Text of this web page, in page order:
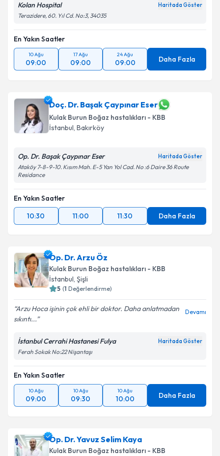
Kolan Hospital Haritada Göster
Terazidere, 60. Yıl Cd. No:3, 34035
En Yakın Saatler
10 Ağu
09:00
17 Ağu
09:00
24 Ağu
09:00 Daha Fazla
Doç. Dr. Başak Çaypınar Eser
Kulak Burun Boğaz hastalıkları - KBB
İstanbul, Bakırköy
Op. Dr. Başak Çaypınar Eser Haritada Göster
Ataköy 7-8-9-10. Kısım Mah. E-5 Yan Yol Cad. No :6 Daire 36 Route
Residance
En Yakın Saatler
10:30
11:00 11:30 Daha Fazla
Op. Dr. Arzu Öz
Kulak Burun Boğaz hastalıkları - KBB
İstanbul, Şişli
5 (1 Değerlendirme)
Arzu Hoca işinin çok ehli bir doktor. Daha anlatmadan
sıkıntı...
Devamı
İstanbul Cerrahi Hastanesi Fulya Haritada Göster
Ferah Sokak No:22 Nişantaşı
En Yakın Saatler
10 Ağu
09:00
10 Ağu
09:30
10 Ağu
10:00 Daha Fazla
Op. Dr. Yavuz Selim Kaya
Kulak Burun Boğaz hastalıkları - KBB